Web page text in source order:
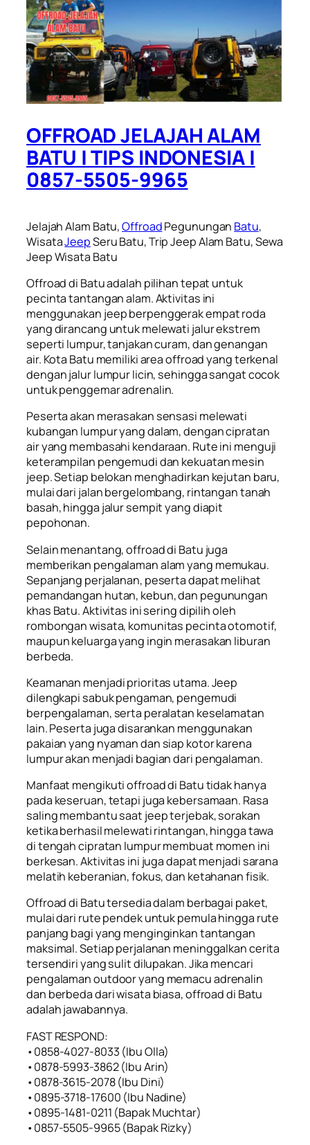
OFFROAD JELAJAH ALAM
BATU | TIPS INDONESIA |
0857-5505-9965
Jelajah Alam Batu,OffroadPegunungan Batu,
WisataJeepSeru Batu, Trip Jeep Alam Batu, Sewa
Jeep Wisata Batu
Offroad di Batu adalah pilihan tepat untuk
pecinta tantangan alam. Aktivitas ini
menggunakan jeep berpenggerak empat roda
yang dirancang untuk melewati jalur ekstrem
seperti lumpur, tanjakan curam, dan genangan
air. Kota Batu memiliki area offroad yang terkenal
dengan jalur lumpur licin, sehingga sangat cocok
untuk penggemar adrenalin.
Peserta akan merasakan sensasi melewati
kubangan lumpur yang dalam, dengan cipratan
air yang membasahi kendaraan. Rute ini menguji
keterampilan pengemudi dan kekuatan mesin
jeep. Setiap belokan menghadirkan kejutan baru,
mulai dari jalan bergelombang, rintangan tanah
basah, hingga jalur sempit yang diapit
pepohonan.
Selain menantang, offroad di Batu juga
memberikan pengalaman alam yang memukau.
Sepanjang perjalanan, peserta dapat melihat
pemandangan hutan, kebun, dan pegunungan
khas Batu. Aktivitas ini sering dipilih oleh
rombongan wisata, komunitas pecinta otomotif,
maupun keluarga yang ingin merasakan liburan
berbeda.
Keamanan menjadi prioritas utama. Jeep
dilengkapi sabuk pengaman, pengemudi
berpengalaman, serta peralatan keselamatan
lain. Peserta juga disarankan menggunakan
pakaian yang nyaman dan siap kotor karena
lumpur akan menjadi bagian dari pengalaman.
Manfaat mengikuti offroad di Batu tidak hanya
pada keseruan, tetapi juga kebersamaan. Rasa
saling membantu saat jeep terjebak, sorakan
ketika berhasil melewati rintangan, hingga tawa
di tengah cipratan lumpur membuat momen ini
berkesan. Aktivitas ini juga dapat menjadi sarana
melatih keberanian, fokus, dan ketahanan fisik.
Offroad di Batu tersedia dalam berbagai paket,
mulai dari rute pendek untuk pemula hingga rute
panjang bagi yang menginginkan tantangan
maksimal. Setiap perjalanan meninggalkan cerita
tersendiri yang sulit dilupakan. Jika mencari
pengalaman outdoor yang memacu adrenalin
dan berbeda dari wisata biasa, offroad di Batu
adalah jawabannya.
FAST RESPOND:
•0858-4027-8033 (Ibu Olla)
•0878-5993-3862 (Ibu Arin)
•0878-3615-2078 (Ibu Dini)
•0895-3718-17600 (Ibu Nadine)
•0895-1481-0211 (Bapak Muchtar)
•0857-5505-9965 (Bapak Rizky)